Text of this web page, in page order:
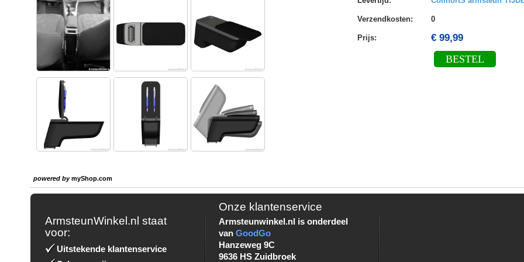
Verzendkosten: 0
Prijs: € 99,99
BESTEL
powered bymyShop.com
ArmsteunWinkel.nl staat
voor:
Uitstekende klantenservice
Onze klantenservice
Armsteunwinkel.nl is onderdeel
vanGoodGo
Hanzeweg 9C
9636 HS Zuidbroek